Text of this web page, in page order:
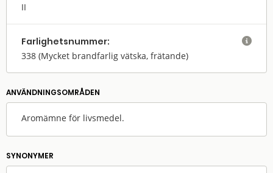
II
Farlighets­nummer:
338 (Mycket brandfarlig vätska, frätande)

ANVÄNDNINGS­OMRÅDEN
Aromämne för livsmedel.
SYNONYMER